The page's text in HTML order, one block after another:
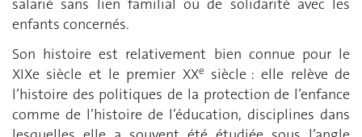
salarié sans lien familial ou de solidarité avec les
enfants concernés.
Son histoire est relativement bien connue pour le
XIXe siècle et le premier XXe siècle : elle relève de
l’histoire des politiques de la protection de l’enfance
comme de l’histoire de l’éducation, disciplines dans